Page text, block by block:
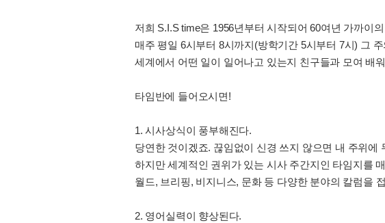
저희 S.I.S time은 1956년부터 시작되어 60여년 가까이
매주 평일 6시부터 8시까지(방학기간 5시부터 7시) 그
세계에서 어떤 일이 일어나고 있는지 친구들과 모여 배
타임반에 들어오시면!
1. 시사상식이 풍부해진다.
당연한 것이겠죠. 끊임없이 신경 쓰지 않으면 내 주위에
하지만 세계적인 권위가 있는 시사 주간지인 타임지를
월드, 브리핑, 비지니스, 문화 등 다양한 분야의 칼럼을
2. 영어실력이 향상된다.